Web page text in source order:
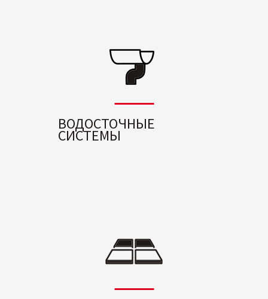
ВОДОСТОЧНЫЕ
СИСТЕМЫ